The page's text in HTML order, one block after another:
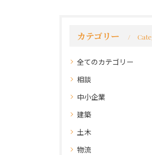
カテゴリー
全てのカテゴリー
相談
中小企業
建築
土木
物流